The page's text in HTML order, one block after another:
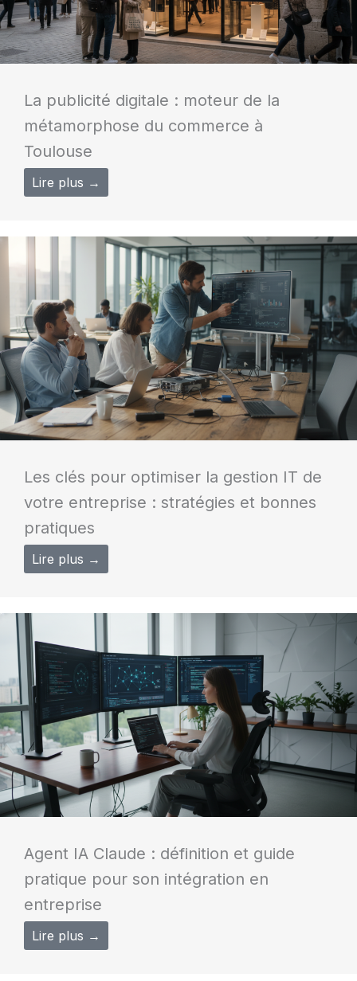
La publicité digitale : moteur de la
métamorphose du commerce à
Toulouse
Lire plus →
Les clés pour optimiser la gestion IT de
votre entreprise : stratégies et bonnes
pratiques
Lire plus →
Agent IA Claude : définition et guide
pratique pour son intégration en
entreprise
Lire plus →